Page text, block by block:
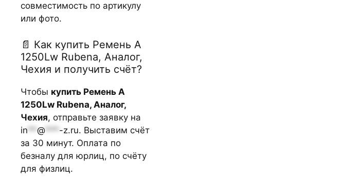
совместимость по артикулу
или фото.
📄 Как купить Ремень А
1250Lw Rubena, Аналог,
Чехия и получить счёт?
Чтобы купить Ремень А
1250Lw Rubena, Аналог,
Чехия, отправьте заявку на
in ** @ *** -z.ru. Выставим счёт
за 30 минут. Оплата по
безналу для юрлиц, по счёту
для физлиц.